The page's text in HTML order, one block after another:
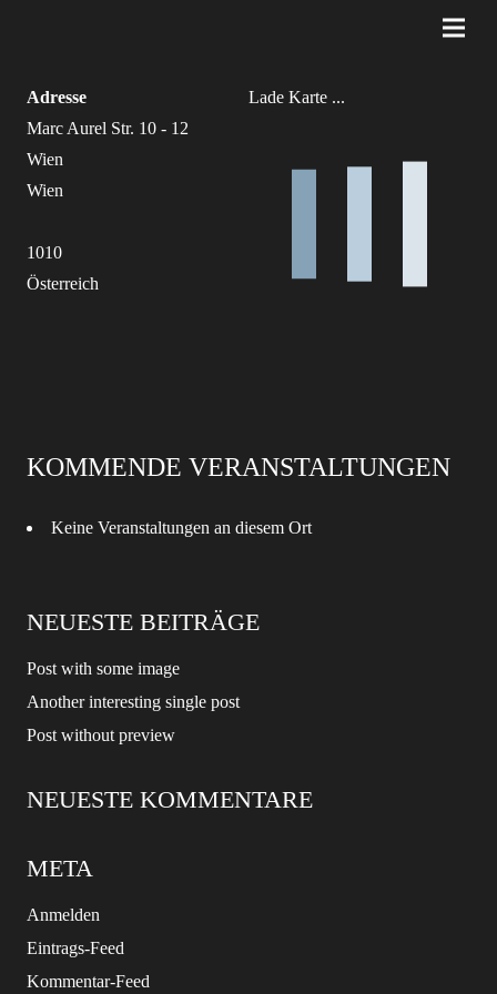
Lade Karte ...
Adresse
Marc Aurel Str. 10 - 12
Wien
Wien
1010
Österreich
KOMMENDE VERANSTALTUNGEN
Keine Veranstaltungen an diesem Ort
NEUESTE BEITRÄGE
Post with some image
Another interesting single post
Post without preview
NEUESTE KOMMENTARE
META
Anmelden
Eintrags-Feed
Kommentar-Feed